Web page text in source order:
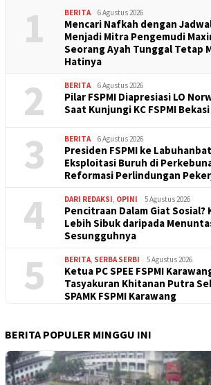
1 BERITA 6 Agustus 2026
Mencari Nafkah dengan
Menjadi Mitra Pengemudi
Seorang Ayah Tunggal Tetap
Hatinya
2 BERITA 6 Agustus 2026
Pilar FSPMI Diapresiasi LO
Saat Kunjungi KC FSPMI Bekasi
3 BERITA 6 Agustus 2026
Presiden FSPMI ke
Eksploitasi Buruh di
Reformasi Perlindungan
4 DARI REDAKSI OPINI 5 Agustus 2026
Pencitraan Dalam Giat Sosial?
Lebih Sibuk daripada
Sesungguhnya
5 BERITA SERBA SERBI 5 Agustus 2026
Ketua PC SPEE FSPMI
Tasyakuran Khitanan Putra
SPAMK FSPMI Karawang
BERITA POPULER MINGGU INI